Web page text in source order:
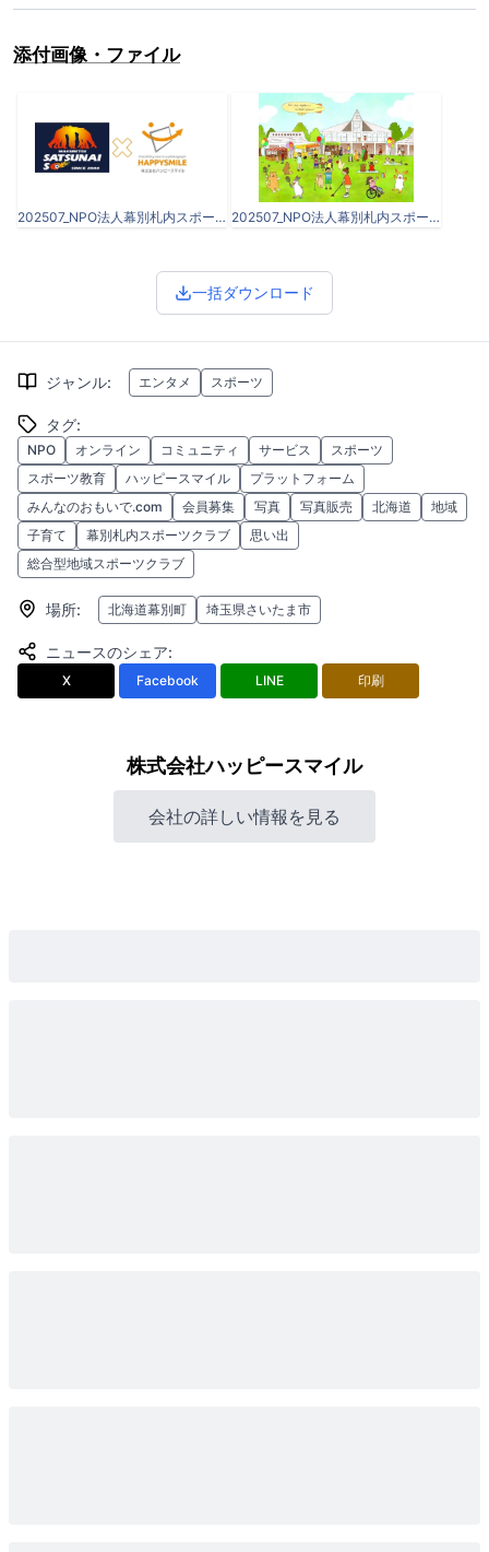
添付画像・ファイル
202507_NPO法人幕別札内スポーツクラブ様 .docx-2.jpeg 202507_NPO法人幕別札内スポーツクラブ様 .docx-3.jpeg
一括ダウンロード
ジャンル: エンタメ スポーツ
タグ:
NPO オンライン コミュニティ サービス
スポーツ
スポーツ教育
ハッピースマイル
プラットフォーム
みんなのおもいで.com
会員募集 写真 写真販売 北海道
地域
子育て
幕別札内スポーツクラブ
思い出
総合型地域スポーツクラブ
場所: 北海道幕別町 埼玉県さいたま市
ニュースのシェア:
X Facebook LINE 印刷
株式会社ハッピースマイル
会社の詳しい情報を見る